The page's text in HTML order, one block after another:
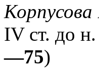
IV ст. до н.
—75)